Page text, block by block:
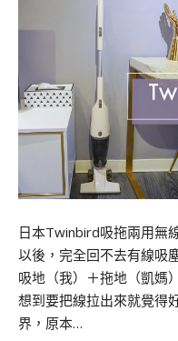
日本Twinbird吸拖兩用無
以後，完全回不去有線吸
吸地（我）＋拖地（凱媽
想到要把線拉出來就覺得
界，原本…